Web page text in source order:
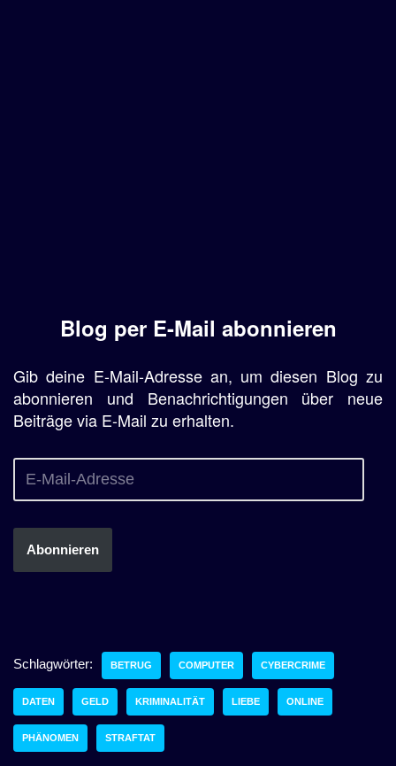
Blog per E-Mail abonnieren
Gib deine E-Mail-Adresse an, um diesen Blog zu
abonnieren und Benachrichtigungen über neue
Beiträge via E-Mail zu erhalten.
Abonnieren
Schlagwörter: BETRUG COMPUTER CYBERCRIME
DATEN GELD KRIMINALITÄT LIEBE ONLINE
PHÄNOMEN STRAFTAT